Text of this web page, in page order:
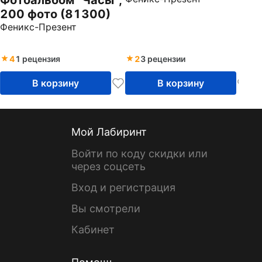
200 фото (81300)
Феникс-Презент
41 рецензия
В корзину
23 рецензии
В корзину
Мой Лабиринт
Войти по коду скидки или
через соцсеть
Вход и регистрация
Вы смотрели
Кабинет